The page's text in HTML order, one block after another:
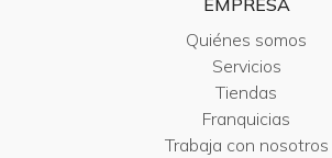
EMPRESA
Quiénes somos
Servicios
Tiendas
Franquicias
Trabaja con nosotros